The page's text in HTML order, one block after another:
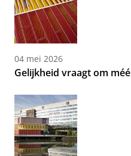
04 mei 2026
Gelijkheid vraagt om